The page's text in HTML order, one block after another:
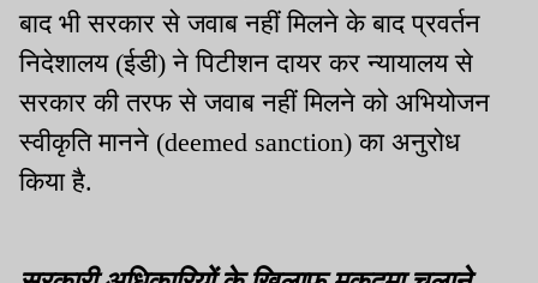
बाद भी सरकार से जवाब नहीं मिलने के बाद प्रवर्तन
निदेशालय (ईडी) ने पिटीशन दायर कर न्यायालय से
सरकार की तरफ से जवाब नहीं मिलने को अभियोजन
स्वीकृति मानने (deemed sanction) का अनुरोध
किया है.